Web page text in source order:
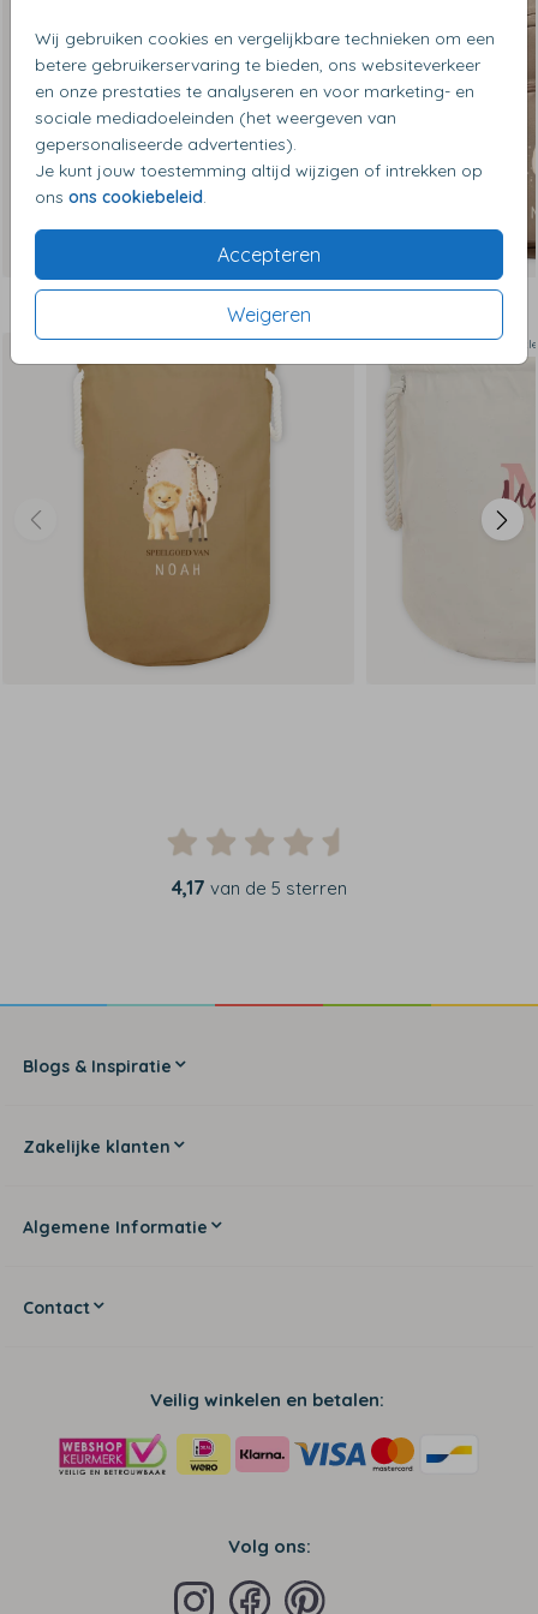
Wij gebruiken cookies en vergelijkbare technieken om een
betere gebruikerservaring te bieden, ons websiteverkeer
en onze prestaties te analyseren en voor marketing- en
sociale mediadoeleinden (het weergeven van
gepersonaliseerde advertenties).
Je kunt jouw toestemming altijd wijzigen of intrekken op
ons ons cookiebeleid
Accepteren
Weigeren
Dit vind je misschien ook leuk
Op diverse kleuren en maten Op diverse
4,17 van de 5 sterren
Blogs & Inspiratie
Zakelijke klanten
Algemene Informatie
Contact
Veilig winkelen en betalen:
Volg ons: